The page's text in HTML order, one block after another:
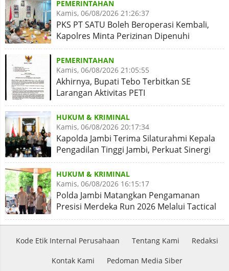
PEMERINTAHAN
Kamis, 06/08/2026 21:26:37
PKS PT SATU Boleh Beroperasi Kembali,
Kapolres Minta Perizinan Dipenuhi
PEMERINTAHAN
Kamis, 06/08/2026 21:05:55
Akhirnya, Bupati Tebo Terbitkan SE
Larangan Aktivitas PETI
HUKUM & KRIMINAL
Kamis, 06/08/2026 20:17:34
Kapolda Jambi Terima Silaturahmi Kepala
Pengadilan Tinggi Jambi, Perkuat Sinergi
Antar Lembaga
HUKUM & KRIMINAL
Kamis, 06/08/2026 16:15:17
Polda Jambi Matangkan Pengamanan
Presisi Merdeka Run 2026 Melalui Tactical
Floor Game
Kode Etik Internal Perusahaan Tentang Kami Redaksi
Kontak Kami Pedoman Media Siber